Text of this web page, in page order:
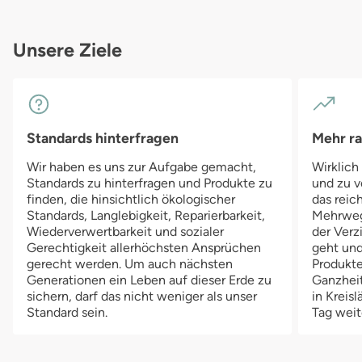
wasserundurchlässige PUL, dringt die aufgenomme Flüssigkeit
Unsere Ziele
Standards hinterfragen
Wir haben es uns zur Aufgabe gemacht,
Standards zu hinterfragen und Produkte zu
finden, die hinsichtlich ökologischer
Standards, Langlebigkeit, Reparierbarkeit,
Wiederverwertbarkeit und sozialer
Gerechtigkeit allerhöchsten Ansprüchen
gerecht werden. Um auch nächsten
Generationen ein Leben auf dieser Erde zu
sichern, darf das nicht weniger als unser
Standard sein.
Mehr
Wirklich
und zu
das
der
geht
in
Tag